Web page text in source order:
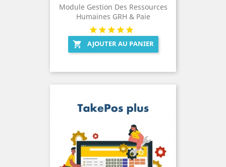
Module Gestion Des Ressources
Humaines GRH & Paie
 AJOUTER AU PANIER